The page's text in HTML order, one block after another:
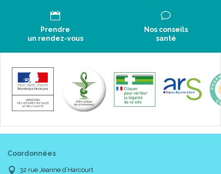
Prendre
un rendez-vous
Nos conseils
santé
Coordonnées
32 rue Jeanne d’Harcourt